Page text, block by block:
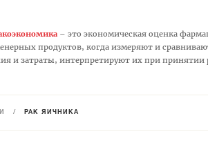
– это экономическая оценка
продуктов, когда измеряют и
и затраты, интерпретируют их при
/ РАК ЯИЧНИКА